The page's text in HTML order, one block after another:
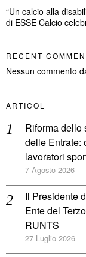
“Un calcio alla
di ESSE Calcio
RECENT
Nessun commento
ARTICOL
Riforma dello
delle Entrate:
lavoratori
7 Agosto 2026
Il Presidente
Ente del
RUNTS
27 Luglio 2026